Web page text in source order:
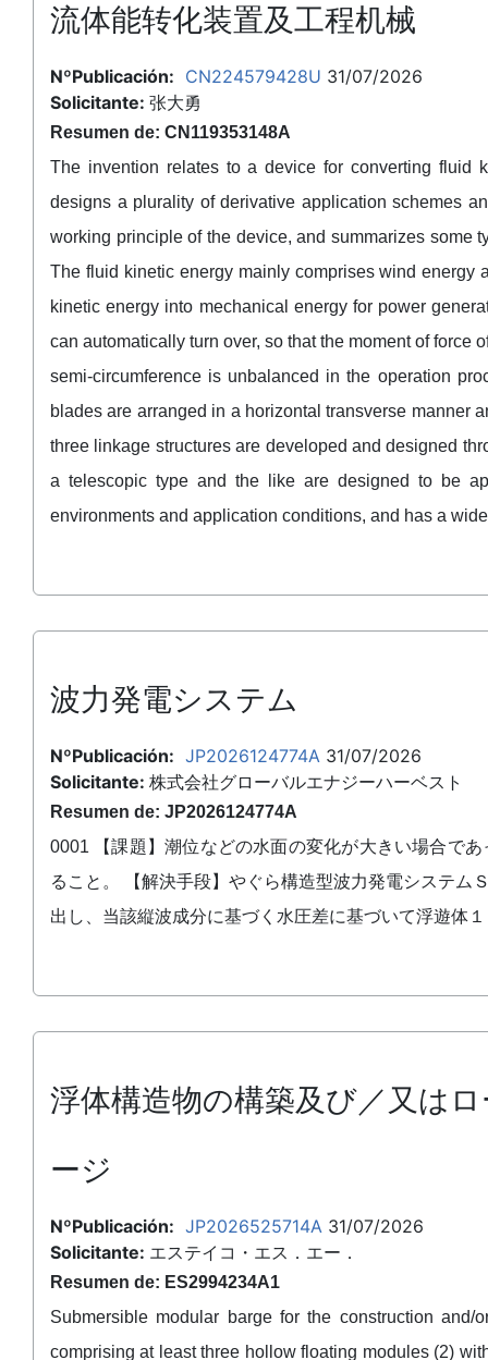
流体能转化装置及工程机械
NºPublicación: CN224579428U 31/07/2026
Solicitante: 张大勇
Resumen de: CN119353148A
The invention relates to a device for converting fluid
designs a plurality of derivative application schemes
working principle of the device, and summarizes some
The fluid kinetic energy mainly comprises wind energy
kinetic energy into mechanical energy for power
can automatically turn over, so that the moment of force
semi-circumference is unbalanced in the operation
blades are arranged in a horizontal transverse manner
three linkage structures are developed and designed
a telescopic type and the like are designed to be
environments and application conditions, and has a
波力発電システム
NºPublicación: JP2026124774A 31/07/2026
Solicitante: 株式会社グローバルエナジーハーベスト
Resumen de: JP2026124774A
0001 【課題】潮位などの水面の変化が大きい場合で
ること。 【解決手段】やぐら構造型波力発電システム
出し、当該縦波成分に基づく水圧差に基づいて浮遊体
浮体構造物の構築及び／又は
ージ
NºPublicación: JP2026525714A 31/07/2026
Solicitante: エステイコ・エス．エー．
Resumen de: ES2994234A1
Submersible modular barge for the construction
comprising at least three hollow floating modules (2)